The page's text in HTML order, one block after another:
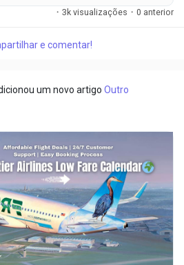
explore more than one destination
Airlines Multi City Flights are an
best deals for travelers planning
· 3k visualizações · 0 anterior
e comentar!
um novo artigoOutro